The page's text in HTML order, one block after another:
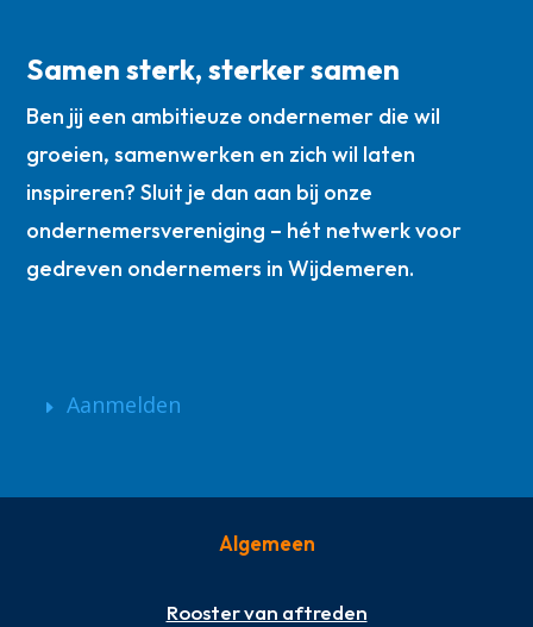
Samen sterk, sterker samen
Ben jij een ambitieuze ondernemer die wil
groeien, samenwerken en zich wil laten
inspireren? Sluit je dan aan bij onze
ondernemersvereniging – hét netwerk voor
gedreven ondernemers in Wijdemeren.
Aanmelden
Algemeen
Rooster van aftreden